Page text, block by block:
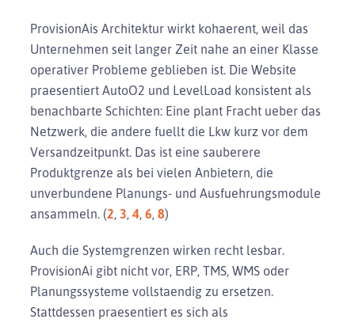
ProvisionAis Architektur wirkt kohaerent, weil das
Unternehmen seit langer Zeit nahe an einer Klasse
operativer Probleme geblieben ist. Die Website
praesentiert AutoO2 und LevelLoad konsistent als
benachbarte Schichten: Eine plant Fracht ueber das
Netzwerk, die andere fuellt die Lkw kurz vor dem
Versandzeitpunkt. Das ist eine sauberere
Produktgrenze als bei vielen Anbietern, die
unverbundene Planungs- und Ausfuehrungsmodule
ansammeln. (2, 3, 4, 6, 8)
Auch die Systemgrenzen wirken recht lesbar.
ProvisionAi gibt nicht vor, ERP, TMS, WMS oder
Planungssysteme vollstaendig zu ersetzen.
Stattdessen praesentiert es sich als